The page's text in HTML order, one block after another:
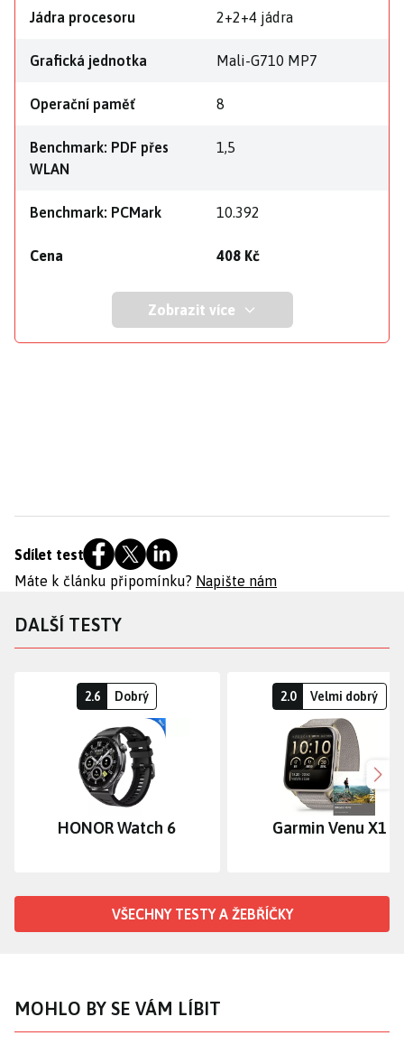
Jádra procesoru 2+2+4 jádra
Grafická jednotka Mali-G710 MP7
Operační paměť 8
Benchmark: PDF přes
WLAN
1,5
Benchmark: PCMark 10.392
Cena 408 Kč
Zobrazit více
Sdílet test
Máte k článku připomínku? Napište nám
DALŠÍ TESTY
2.6 Dobrý
HONOR Watch 6
2.0 Velmi dobrý
Garmin Venu X1
VŠECHNY TESTY A ŽEBŘÍČKY
MOHLO BY SE VÁM LÍBIT